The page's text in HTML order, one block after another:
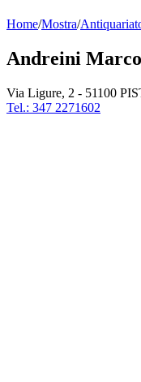
Home/Mostra/
Andreini
Via Ligure, 2 - 51100
Tel.: 347 2271602